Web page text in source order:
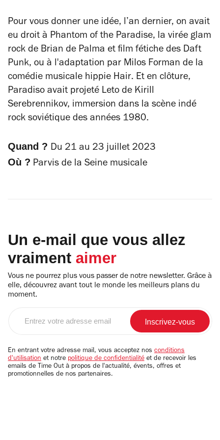
Pour vous donner une idée, l’an dernier, on avait
eu droit à Phantom of the Paradise, la virée glam
rock de Brian de Palma et film fétiche des Daft
Punk, ou à l'adaptation par Milos Forman de la
comédie musicale hippie Hair. Et en clôture,
Paradiso avait projeté Leto de Kirill
Serebrennikov, immersion dans la scène indé
rock soviétique des années 1980.
Quand ? Du 21 au 23 juillet 2023
Où ? Parvis de la Seine musicale
Un e-mail que vous allez
vraiment aimer
Vous ne pourrez plus vous passer de notre newsletter. Grâce à
elle, découvrez avant tout le monde les meilleurs plans du
moment.
email
En entrant votre adresse mail, vous acceptez nos conditions
d'utilisation et notre politique de confidentialité et de recevoir les
emails de Time Out à propos de l'actualité, évents, offres et
promotionnelles de nos partenaires.